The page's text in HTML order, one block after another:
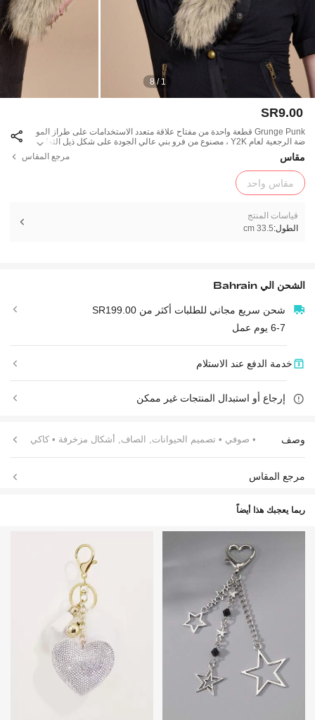
1 / 8
SR9.00
Grunge Punk قطعة واحدة من مفتاح علاقة متعدد الاستخدامات على طراز المو
ضة الرجعية لعام Y2K ، مصنوع من فرو بني عالي الجودة على شكل ذيل الثعلب
، مناسب للنساء والفتيات في الاستخدام اليومي، هدية للمناسبات
مقاس مرجع المقاس
مقاس واحد
قياسات المنتج
الطول:33.5 cm
الشحن اليBahrain
شحن سريع مجاني للطلبات أكثر من SR199.00
6-7 يوم عمل
خدمة الدفع عند الاستلام
إرجاع أو استبدال المنتجات غير ممكن
وصف • صوفي • تصميم الحيوانات, الصاف, أشكال مزخرفة • كاكي
مرجع المقاس
ربما يعجبك هذا أيضاً